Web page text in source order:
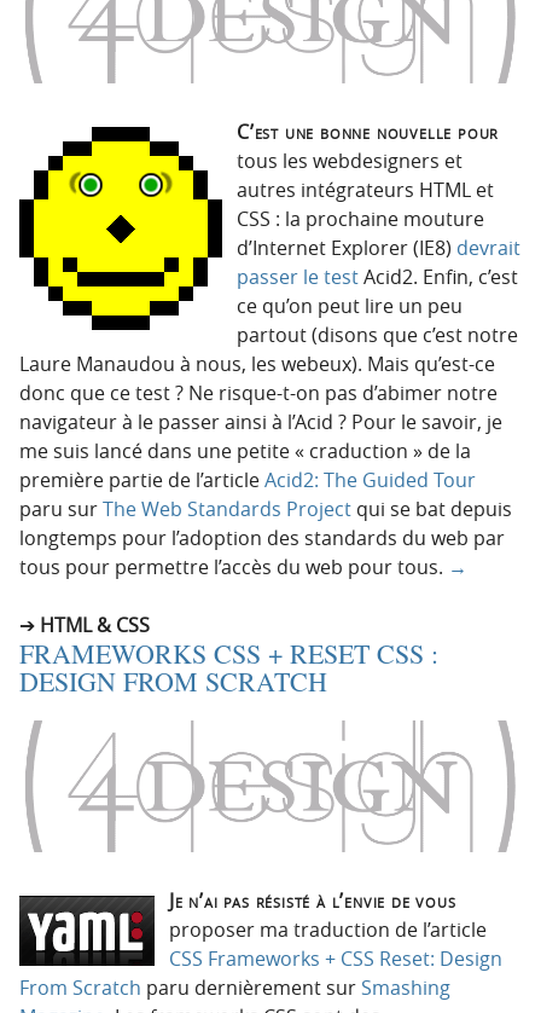
C’est une bonne nouvelle pour
tous les webdesigners et
autres intégrateurs HTML et
CSS : la prochaine mouture
d’Internet Explorer (IE8) devrait
passer le testAcid2. Enfin, c’est
ce qu’on peut lire un peu
partout (disons que c’est notre
Laure Manaudou à nous, les webeux). Mais qu’est-ce
donc que ce test ? Ne risque-t-on pas d’abimer notre
navigateur à le passer ainsi à l’Acid ? Pour le savoir, je
me suis lancé dans une petite « craduction » de la
première partie de l’articleAcid2: The Guided Tour
paru surThe Web Standards Project qui se bat depuis
longtemps pour l’adoption des standards du web par
tous pour permettre l’accès du web pour tous. →
HTML & CSS
FRAMEWORKS CSS + RESET CSS :
DESIGN FROM SCRATCH
Je n’ai pas résisté à l’envie de vous
proposer ma traduction de l’article
CSS Frameworks + CSS Reset: Design
From Scratch paru dernièrement sur Smashing